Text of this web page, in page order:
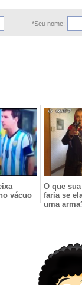
*Seu nome:
vácuo
O que
faria se
uma